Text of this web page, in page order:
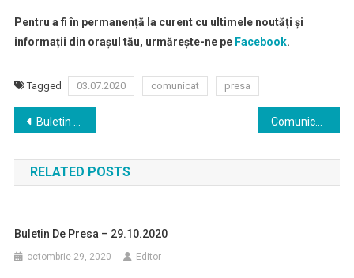
Pentru a fi în permanență la curent cu ultimele noutăți și
informații din orașul tău, urmărește-ne pe Facebook.
Tagged 03.07.2020 comunicat presa
Navigare
în
articole
Buletin de presa – 22.06.2020
RELATED POSTS
Buletin De Presa – 29.10.2020
octombrie 29, 2020 Editor